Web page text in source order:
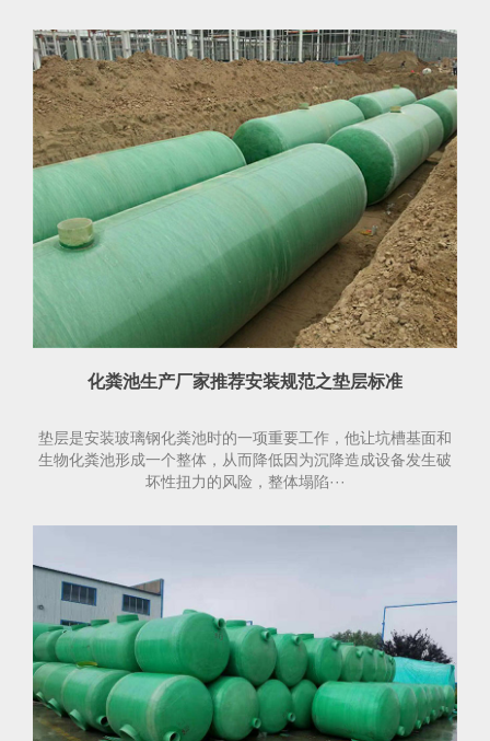
化粪池生产厂家推荐安装规范之垫层标准
垫层是安装玻璃钢化粪池时的一项重要工作，他让坑槽基面和
生物化粪池形成一个整体，从而降低因为沉降造成设备发生破
坏性扭力的风险，整体塌陷···